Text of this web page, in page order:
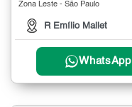
Zona Leste - São Paulo
R Emílio Mallet
WhatsApp